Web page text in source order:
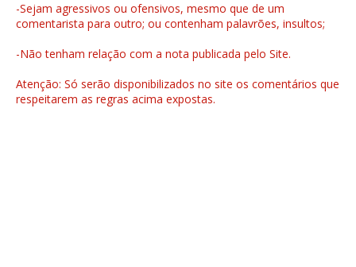
-Sejam agressivos ou ofensivos, mesmo que de um
comentarista para outro; ou contenham palavrões, insultos;
-Não tenham relação com a nota publicada pelo Site.
Atenção: Só serão disponibilizados no site os comentários que
respeitarem as regras acima expostas.